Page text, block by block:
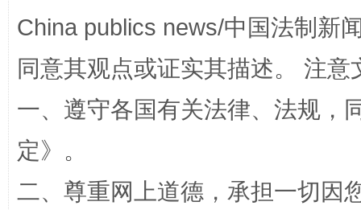
China publics news/中国法制新
同意其观点或证实其描述。 注
一、遵守各国有关法律、法规，
定》。
二、尊重网上道德，承担一切因